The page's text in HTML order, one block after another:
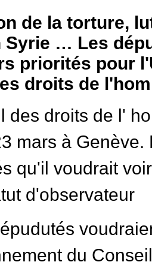
de la torture,
Syrie … Les
priorités pour
droits de
des droits de l'
mars à
qu'il voudrait
d'observateur
du